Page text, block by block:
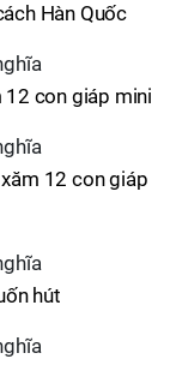
Hàn Quốc
12 con giáp mini
12 con giáp
hút